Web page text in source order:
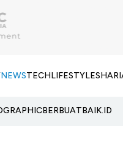
NEWSTECHLIFESTYLE
BERBUATBAIK.ID